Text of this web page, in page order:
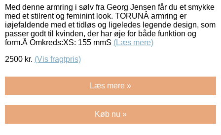
Med denne armring i sølv fra Georg Jensen får du et smykke
med et stilrent og feminint look. TORUNÂ armring er
iøjefaldende med et tidløs og ligeledes legende design, som
passer godt til kvinden, der har øje for både funktion og
form.Â Omkreds:XS: 155 mmS (Læs mere)
2500 kr. (Vis fragtpris)
Læs mere »
Køb nu »